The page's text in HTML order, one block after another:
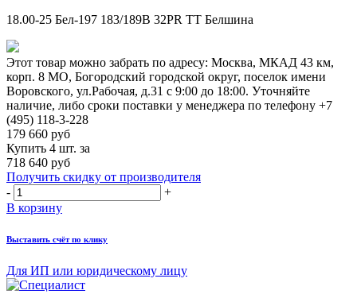
18.00-25 Бел-197 183/189B 32PR TT Белшина
Этот товар можно забрать по адресу: Москва, МКАД 43 км,
корп. 8 МО, Богородский городской округ, поселок имени
Воровского, ул.Рабочая, д.31 с 9:00 до 18:00. Уточняйте
наличие, либо сроки поставки у менеджера по телефону +7
(495) 118-3-228
179 660 руб
Купить 4 шт. за
718 640 руб
Получить скидку от производителя
-
+
В корзину
Выставить счёт по клику
Для ИП или юридическому лицу